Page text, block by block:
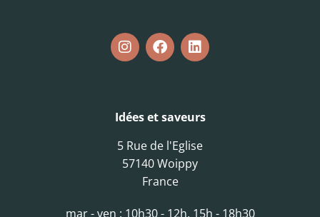
Idées et saveurs
5 Rue de l'Eglise
57140 Woippy
France
mar - ven : 10h30 - 12h, 15h - 18h30